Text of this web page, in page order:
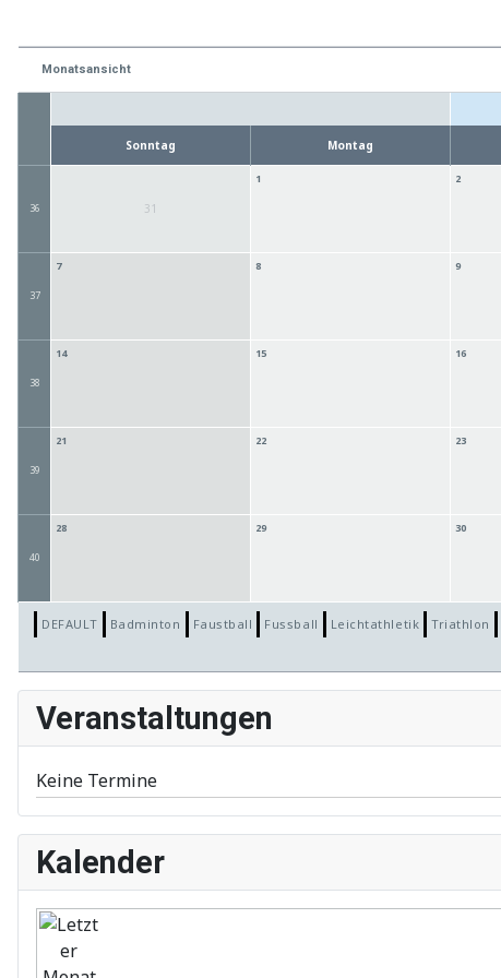
Monatsansicht
Sonntag Montag
36 31
1 2
37
7 8 9
38
14 15 16
39
21 22 23
40
28 29 30
DEFAULT Badminton Faustball Fussball Leichtathletik Triathlon
Veranstaltungen
Keine Termine
Kalender